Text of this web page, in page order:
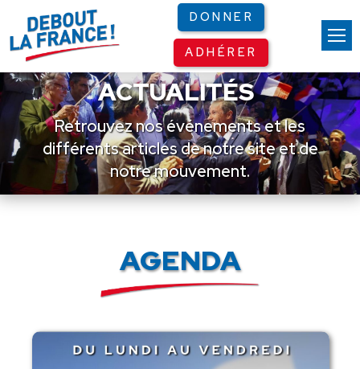
DONNER
ADHÉRER
ACTUALITÉS
Retrouvez nos événements et les
différents articles de notre site et de
notre mouvement.
AGENDA
Panneau de gestion des cookies